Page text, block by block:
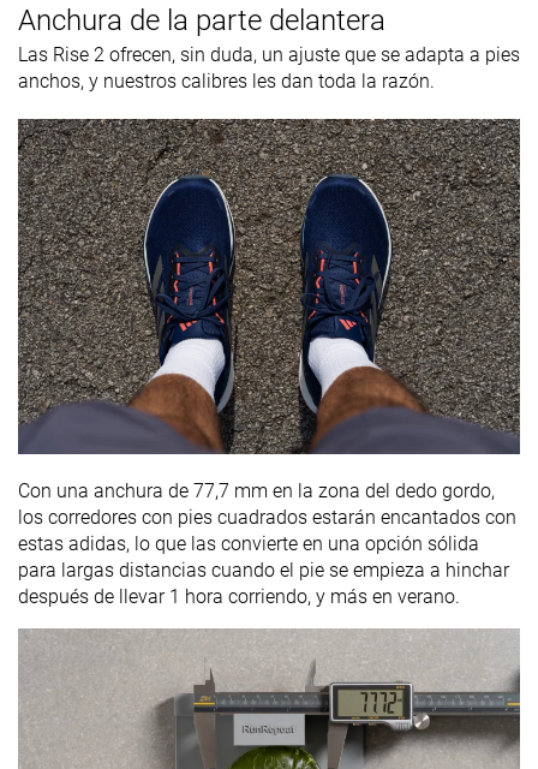
Anchura de la parte delantera
Las Rise 2 ofrecen, sin duda, un ajuste que se adapta a pies
anchos, y nuestros calibres les dan toda la razón.
Con una anchura de 77,7 mm en la zona del dedo gordo,
los corredores con pies cuadrados estarán encantados con
estas adidas, lo que las convierte en una opción sólida
para largas distancias cuando el pie se empieza a hinchar
después de llevar 1 hora corriendo, y más en verano.